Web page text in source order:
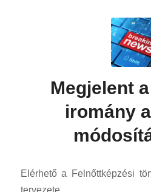
Megjelent
iromány
Elérhető a Felnőttképzési